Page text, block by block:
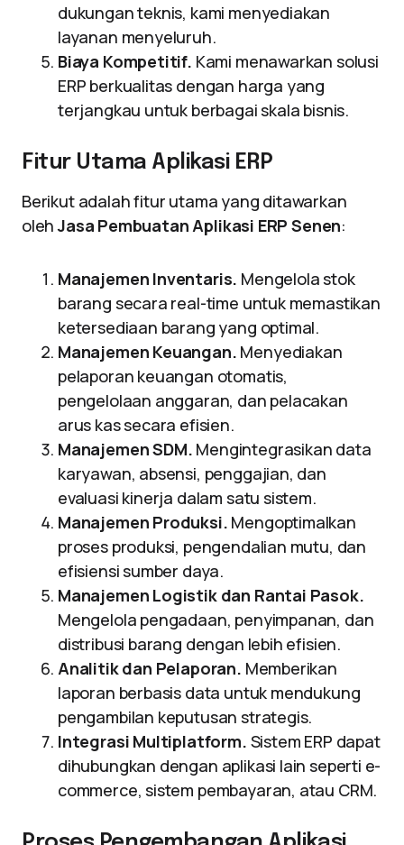
dukungan teknis, kami menyediakan
layanan menyeluruh.
Biaya Kompetitif. Kami menawarkan solusi
ERP berkualitas dengan harga yang
terjangkau untuk berbagai skala bisnis.
Fitur Utama Aplikasi ERP
Berikut adalah fitur utama yang ditawarkan
olehJasa Pembuatan Aplikasi ERP Senen:
Manajemen Inventaris. Mengelola stok
barang secara real-time untuk memastikan
ketersediaan barang yang optimal.
Manajemen Keuangan. Menyediakan
pelaporan keuangan otomatis,
pengelolaan anggaran, dan pelacakan
arus kas secara efisien.
Manajemen SDM. Mengintegrasikan data
karyawan, absensi, penggajian, dan
evaluasi kinerja dalam satu sistem.
Manajemen Produksi. Mengoptimalkan
proses produksi, pengendalian mutu, dan
efisiensi sumber daya.
Manajemen Logistik dan Rantai Pasok.
Mengelola pengadaan, penyimpanan, dan
distribusi barang dengan lebih efisien.
Analitik dan Pelaporan. Memberikan
laporan berbasis data untuk mendukung
pengambilan keputusan strategis.
Integrasi Multiplatform. Sistem ERP dapat
dihubungkan dengan aplikasi lain seperti e-
commerce, sistem pembayaran, atau CRM.